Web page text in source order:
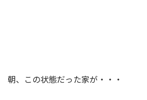
朝、この状態だった家が・・・